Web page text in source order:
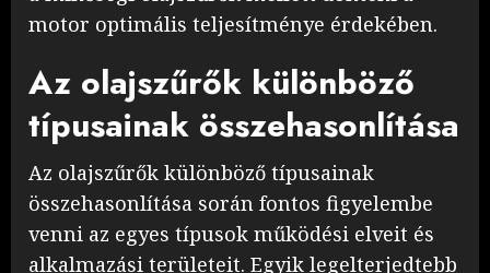
motor optimális teljesítménye érdekében.
Az olajszűrők különböző
típusainak összehasonlítása
Az olajszűrők különböző típusainak
összehasonlítása során fontos figyelembe
venni az egyes típusok működési elveit és
alkalmazási területeit. Egyik legelterjedtebb